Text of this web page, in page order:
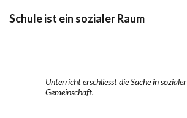
Schule ist ein sozialer Raum
Unterricht erschliesst die Sache in sozialer
Gemeinschaft.